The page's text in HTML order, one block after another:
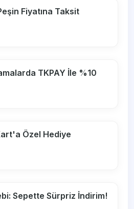
Fiyatına Taksit
TKPAY İle %10
Özel Hediye
Sepette Sürpriz İndirim!